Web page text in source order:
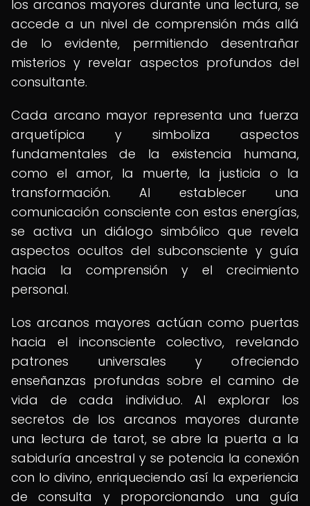
los arcanos mayores durante una lectura, se
accede a un nivel de comprensión más allá
de lo evidente, permitiendo desentrañar
misterios y revelar aspectos profundos del
consultante.
Cada arcano mayor representa una fuerza
arquetípica y simboliza aspectos
fundamentales de la existencia humana,
como el amor, la muerte, la justicia o la
transformación. Al establecer una
comunicación consciente con estas energías,
se activa un diálogo simbólico que revela
aspectos ocultos del subconsciente y guía
hacia la comprensión y el crecimiento
personal.
Los arcanos mayores actúan como puertas
hacia el inconsciente colectivo, revelando
patrones universales y ofreciendo
enseñanzas profundas sobre el camino de
vida de cada individuo. Al explorar los
secretos de los arcanos mayores durante
una lectura de tarot, se abre la puerta a la
sabiduría ancestral y se potencia la conexión
con lo divino, enriqueciendo así la experiencia
de consulta y proporcionando una guía